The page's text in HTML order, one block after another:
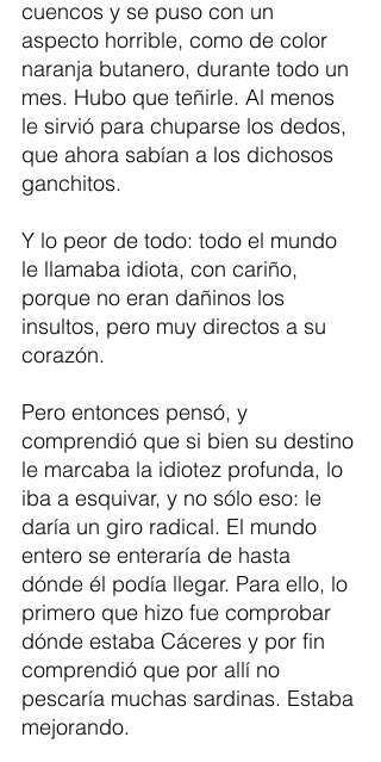
cuencos y se puso con un
aspecto horrible, como de color
naranja butanero, durante todo un
mes. Hubo que teñirle. Al menos
le sirvió para chuparse los dedos,
que ahora sabían a los dichosos
ganchitos.
Y lo peor de todo: todo el mundo
le llamaba idiota, con cariño,
porque no eran dañinos los
insultos, pero muy directos a su
corazón.
Pero entonces pensó, y
comprendió que si bien su destino
le marcaba la idiotez profunda, lo
iba a esquivar, y no sólo eso: le
daría un giro radical. El mundo
entero se enteraría de hasta
dónde él podía llegar. Para ello, lo
primero que hizo fue comprobar
dónde estaba Cáceres y por fin
comprendió que por allí no
pescaría muchas sardinas. Estaba
mejorando.